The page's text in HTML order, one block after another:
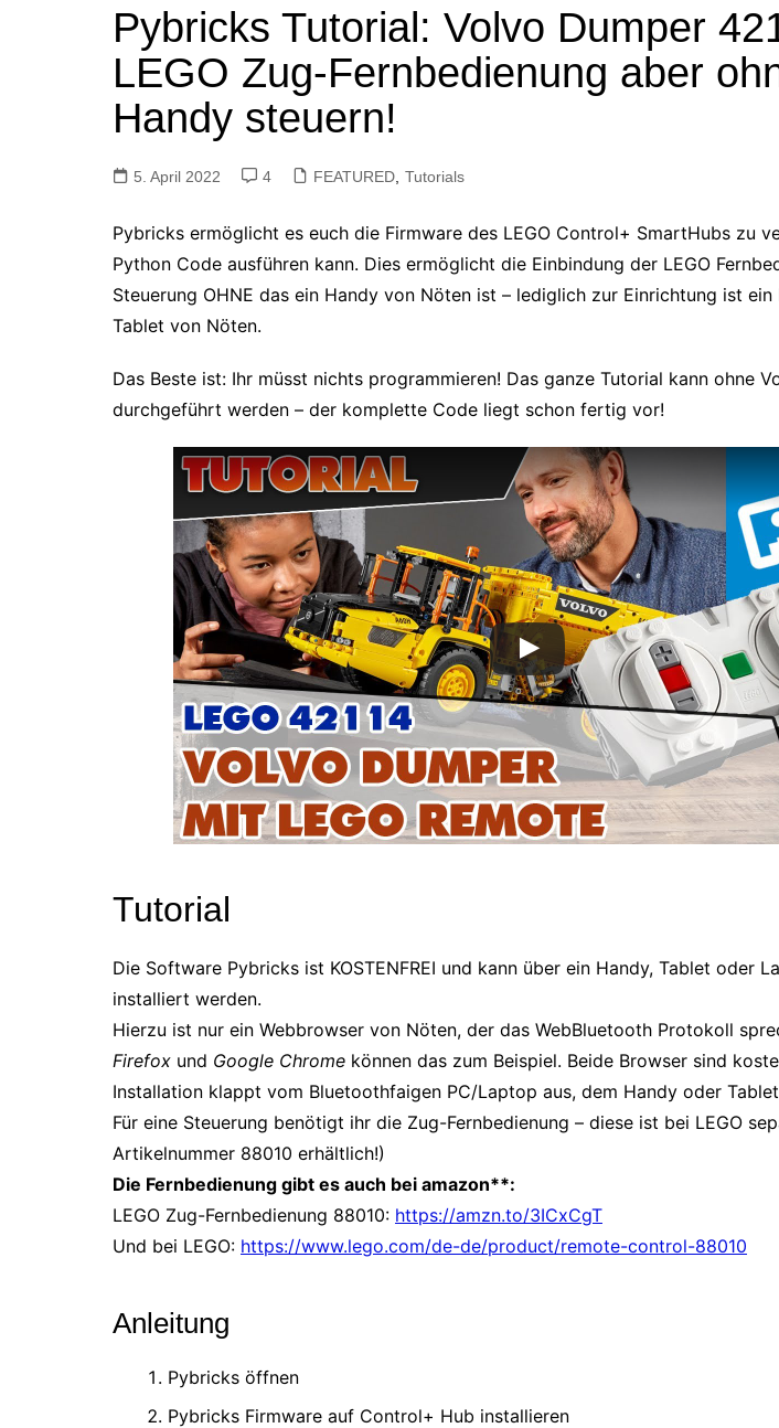
Tutorials
Projekte
Speedbuild
GAMEzeit
Retroecke
Building Bricks For
Happiness
Warenkorb
Pybricks Tutorial: Volvo Dumper
LEGO Zug-Fernbedienung aber
Handy steuern!
5. April 2022 4 FEATURED Tutorials
Pybricks ermöglicht es euch die Firmware des LEGO Control+ SmartHubs zu
Python Code ausführen kann. Dies ermöglicht die Einbindung der LEGO
Steuerung OHNE das ein Handy von Nöten ist – lediglich zur Einrichtung ist
Tablet von Nöten.
Das Beste ist: Ihr müsst nichts programmieren! Das ganze Tutorial kann ohne
durchgeführt werden – der komplette Code liegt schon fertig vor!
Tutorial
Die Software Pybricks ist KOSTENFREI und kann über ein Handy, Tablet oder
installiert werden.
Hierzu ist nur ein Webbrowser von Nöten, der das WebBluetooth Protokoll
Firefox und Google Chrome können das zum Beispiel. Beide Browser sind
Installation klappt vom Bluetoothfaigen PC/Laptop aus, dem Handy oder
Für eine Steuerung benötigt ihr die Zug-Fernbedienung – diese ist bei LEGO
Artikelnummer 88010 erhältlich!)
Die Fernbedienung gibt es auch bei amazon**:
LEGO Zug-Fernbedienung 88010: https://amzn.to/3ICxCgT
Und bei LEGO: https://www.lego.com/de-de/product/remote-control-88010
Anleitung
Pybricks öffnen
Pybricks Firmware auf Control+ Hub installieren